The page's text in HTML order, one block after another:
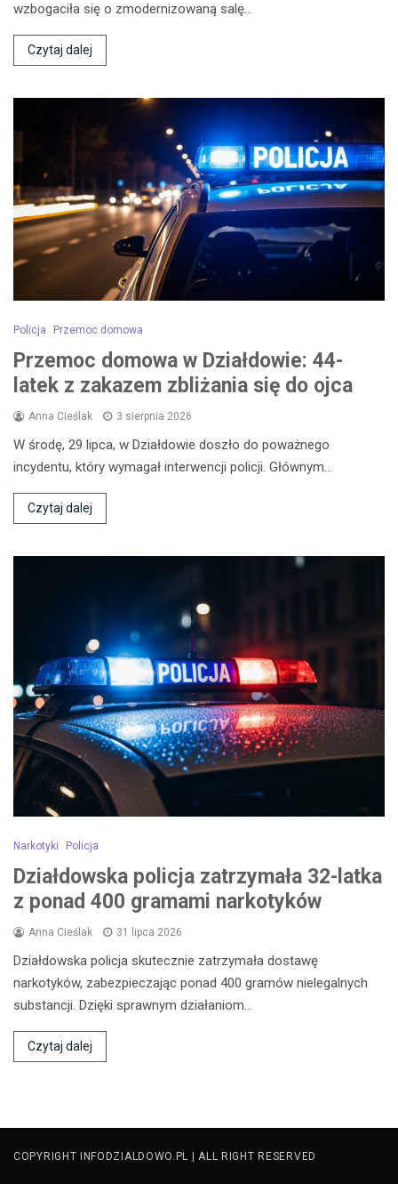
wzbogaciła się o zmodernizowaną salę…
Czytaj dalej
Policja Przemoc domowa
Przemoc domowa w Działdowie: 44-
latek z zakazem zbliżania się do ojca
Anna Cieślak 3 sierpnia 2026
W środę, 29 lipca, w Działdowie doszło do poważnego
incydentu, który wymagał interwencji policji. Głównym…
Czytaj dalej
Narkotyki Policja
Działdowska policja zatrzymała 32-latka
z ponad 400 gramami narkotyków
Anna Cieślak 31 lipca 2026
Działdowska policja skutecznie zatrzymała dostawę
narkotyków, zabezpieczając ponad 400 gramów nielegalnych
substancji. Dzięki sprawnym działaniom…
Czytaj dalej
COPYRIGHT INFODZIALDOWO.PL | ALL RIGHT RESERVED